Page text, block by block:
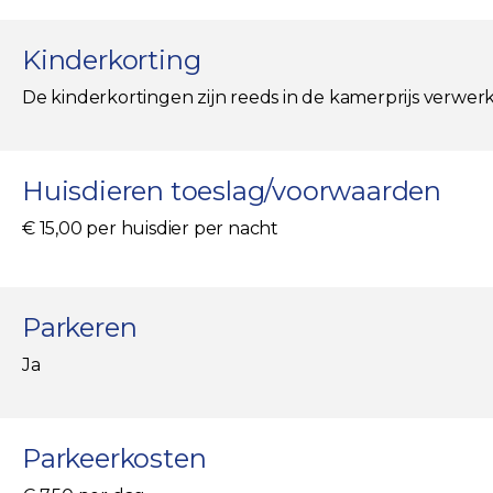
Kinderkorting
De kinderkortingen zijn reeds in de kamerprijs
Huisdieren toeslag/voorwaarden
€ 15,00 per huisdier per nacht
Parkeren
Ja
Parkeerkosten